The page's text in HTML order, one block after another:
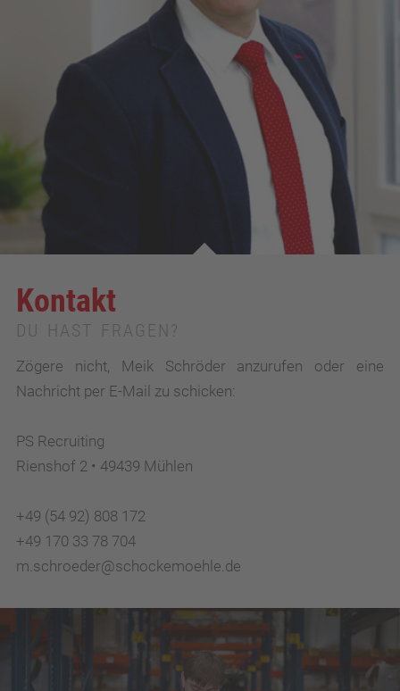
Kontakt
DU HAST FRAGEN?
Zögere nicht, Meik Schröder anzurufen oder eine
Nachricht per E-Mail zu schicken:
PS Recruiting
Rienshof 2 • 49439 Mühlen
+49 (54 92) 808 172
+49 170 33 78 704
m.schroeder@schockemoehle.de